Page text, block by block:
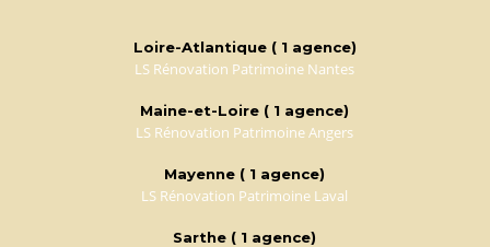
Loire-Atlantique ( 1 agence)
LS Rénovation Patrimoine Nantes
Maine-et-Loire ( 1 agence)
LS Rénovation Patrimoine Angers
Mayenne ( 1 agence)
LS Rénovation Patrimoine Laval
Sarthe ( 1 agence)